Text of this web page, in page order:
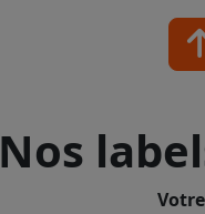
Nos